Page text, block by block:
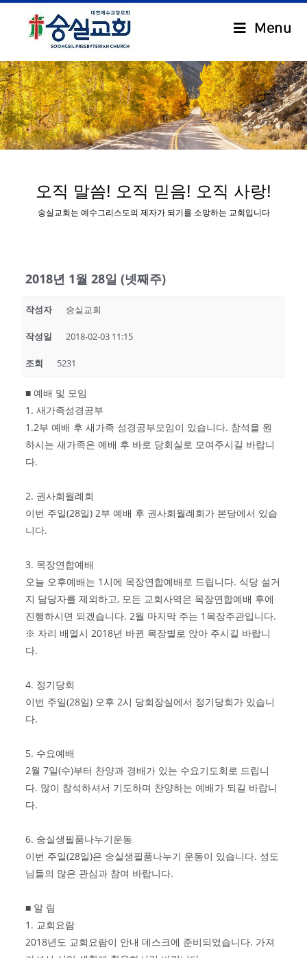
Menu
.
오직 말씀! 오직 믿음! 오직 사랑!
숭실교회는 예수그리스도의 제자가 되기를 소망하는 교회입니다
2018년 1월 28일 (넷째주)
작성자 숭실교회
작성일 2018-02-03 11:15
조회 5231
■ 예배 및 모임
1. 새가족성경공부
1.2부 예배 후 새가족 성경공부모임이 있습니다. 참석을 원
하시는 새가족은 예배 후 바로 당회실로 모여주시길 바랍니
다.
2. 권사회월례회
이번 주일(28일) 2부 예배 후 권사회월례회가 본당에서 있습
니다.
3. 목장연합예배
오늘 오후예배는 1시에 목장연합예배로 드립니다. 식당 설거
지 담당자를 제외하고, 모든 교회사역은 목장연합예배 후에
진행하시면 되겠습니다. 2월 마지막 주는 1목장주관입니다.
※ 자리 배열시 2018년 바뀐 목장별로 앉아 주시길 바랍니
다.
4. 정기당회
이번 주일(28일) 오후 2시 당회장실에서 정기당회가 있습니
다.
5. 수요예배
2월 7일(수)부터 찬양과 경배가 있는 수요기도회로 드립니
다. 많이 참석하셔서 기도하며 찬양하는 예배가 되길 바랍니
다.
6. 숭실생필품나누기운동
이번 주일(28일)은 숭실생필품나누기 운동이 있습니다. 성도
님들의 많은 관심과 참여 바랍니다.
■ 알 림
1. 교회요람
2018년도 교회요람이 안내 데스크에 준비되었습니다. 가져